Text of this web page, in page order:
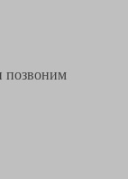
позвоним